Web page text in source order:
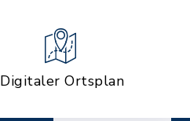
Digitaler Ortsplan